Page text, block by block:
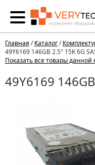
Главная /Каталог/
49Y6169 146GB 2.5" 15K 6G
Показать все товары данной
49Y6169